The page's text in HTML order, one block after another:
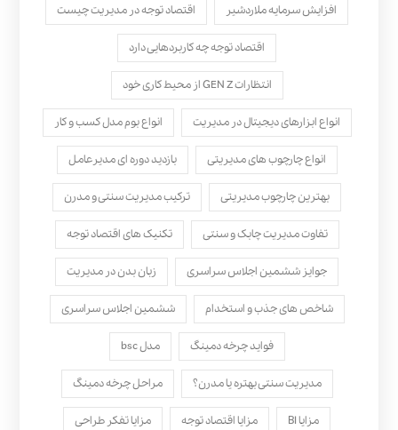
افزایش سرمایه ملاردشیر اقتصاد توجه در مدیریت چیست
اقتصاد توجه چه کاربردهایی دارد
انتظارات GEN Z از محیط کاری خود
انواع ابزارهای دیجیتال در مدیریت انواع بوم مدل کسب‌ و کار
انواع چارچوب های مدیریتی بازدید دوره ای مدیرعامل
بهترین چارچوب مدیریتی ترکیب مدیریت سنتی و مدرن
تفاوت مدیریت چابک و سنتی تکنیک های اقتصاد توجه
جوایز ششمین اجلاس سراسری زبان بدن در مدیریت
شاخص های جذب و استخدام ششمین اجلاس سراسری
فواید چرخه دمینگ مدل bsc
مدیریت سنتی بهتره یا مدرن؟ مراحل چرخه دمینگ
مزایا BI مزایا اقتصاد توجه مزایا تفکر طراحی